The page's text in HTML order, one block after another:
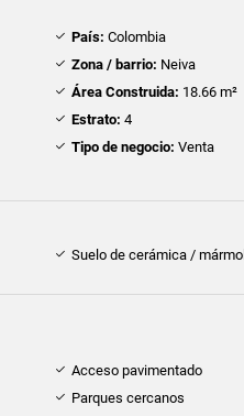
País: Colombia
Zona / barrio: Neiva
Área Construida: 18.66 m²
Estrato: 4
Tipo de negocio: Venta
Suelo de cerámica / mármol
Acceso pavimentado
Parques cercanos